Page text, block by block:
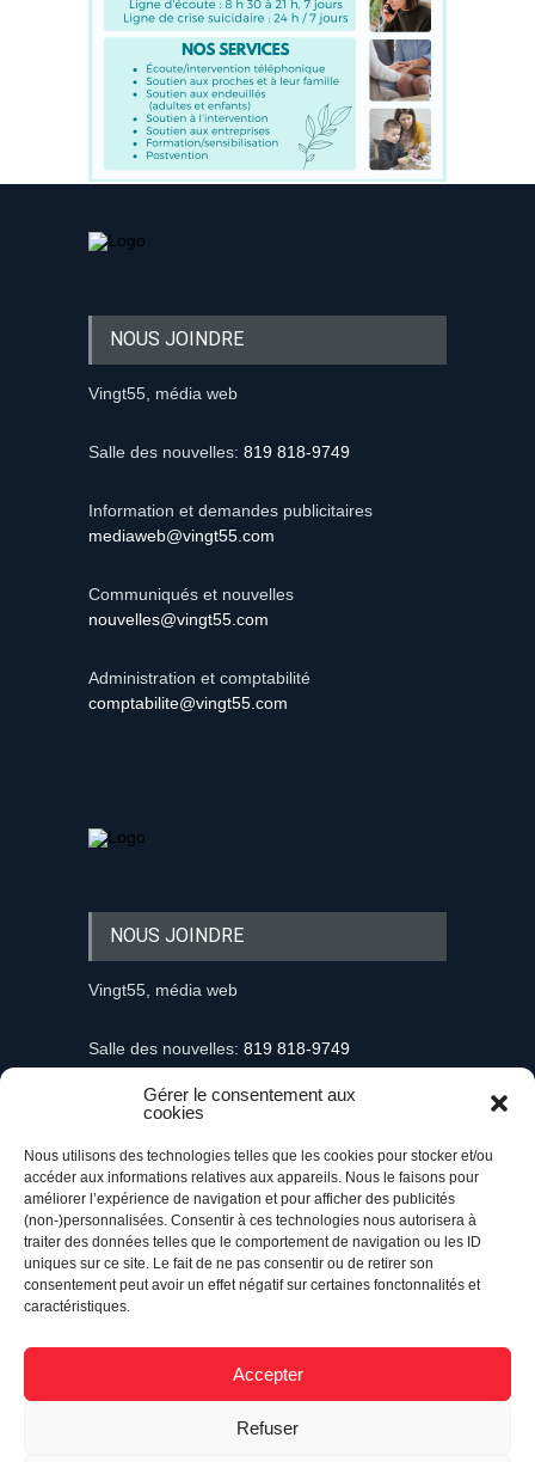
Gérer le consentement aux
cookies
Nous utilisons des technologies telles que les cookies pour stocker et/ou
accéder aux informations relatives aux appareils. Nous le faisons pour
améliorer l’expérience de navigation et pour afficher des publicités
(non-)personnalisées. Consentir à ces technologies nous autorisera à
traiter des données telles que le comportement de navigation ou les ID
uniques sur ce site. Le fait de ne pas consentir ou de retirer son
consentement peut avoir un effet négatif sur certaines fonctonnalités et
caractéristiques.
Accepter
Refuser
NOUS JOINDRE
Vingt55, média web
Salle des nouvelles: 819 818-9749
Information et demandes publicitaires
mediaweb@vingt55.com
Communiqués et nouvelles
nouvelles@vingt55.com
Administration et comptabilité
comptabilite@vingt55.com
NOUS JOINDRE
Vingt55, média web
Salle des nouvelles: 819 818-9749
Information et demandes publicitaires
Communiqués et nouvelles
nouvelles@vingt55.com
Administration et comptabilité
comptabilite@vingt55.com
Propulsé par Versom VR